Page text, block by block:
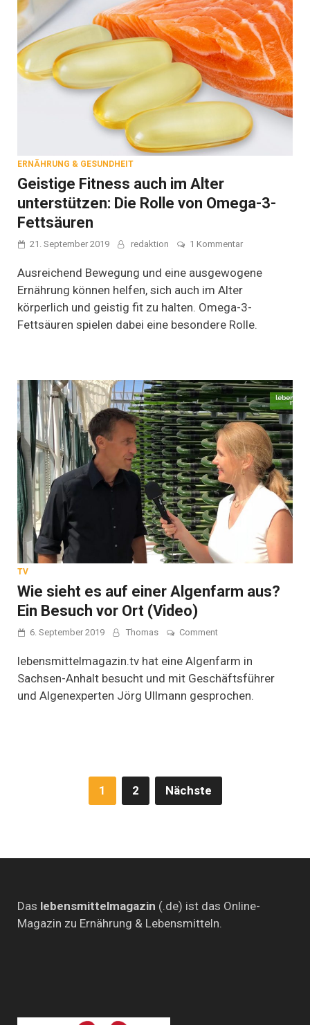
ERNÄHRUNG & GESUNDHEIT
Geistige Fitness auch im Alter
unterstützen: Die Rolle von Omega-3-
Fettsäuren
21. September 2019 redaktion 1 Kommentarzu
auch
Alter
Die
3-
Fettsäuren
Ausreichend Bewegung und eine ausgewogene
Ernährung können helfen, sich auch im Alter
körperlich und geistig fit zu halten. Omega-3-
Fettsäuren spielen dabei eine besondere Rolle.
TV
Wie sieht es auf einer Algenfarm aus?
Ein Besuch vor Ort (Video)
6. September 2019 Thomas Commenton
sieht
auf
einer
(Video)
lebensmittelmagazin.tv hat eine Algenfarm in
Sachsen-Anhalt besucht und mit Geschäftsführer
und Algenexperten Jörg Ullmann gesprochen.
Seitennummerierung
1 2 Nächste
Das lebensmittelmagazin (.de) ist das Online-
Magazin zu Ernährung & Lebensmitteln.